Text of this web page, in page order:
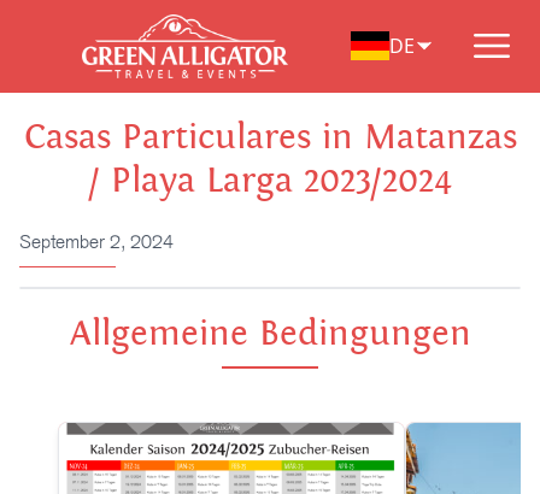
DE
Casas Particulares in Matanzas
/ Playa Larga 2023/2024
September 2, 2024
Allgemeine Bedingungen